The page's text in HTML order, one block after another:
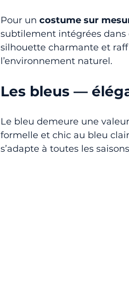
Pour un costume sur
subtilement intégrées dans
silhouette charmante et
l’environnement naturel.
Les bleus —
Le bleu demeure une
formelle et chic au bleu
s’adapte à toutes les